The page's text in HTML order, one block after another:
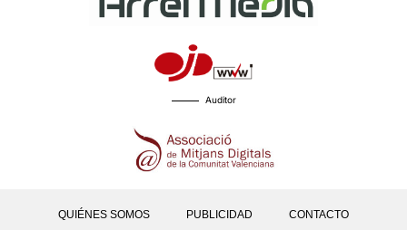
Auditor
QUIÉNES SOMOS PUBLICIDAD CONTACTO